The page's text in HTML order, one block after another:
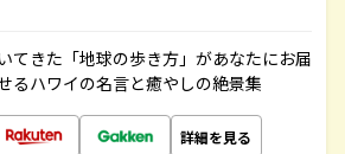
てきた「地球の歩き方」があなたにお届
るハワイの名言と癒やしの絶景集
詳細を見る